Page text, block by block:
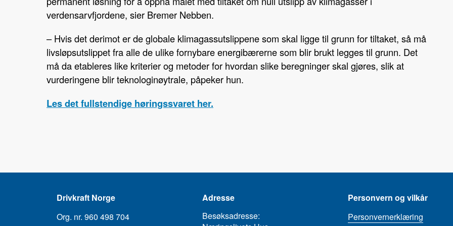
verdensarvfjordene, sier Bremer Nebben.
– Hvis det derimot er de globale klimagassutslippene som skal ligge til grunn for tiltaket, så må
livsløpsutslippet fra alle de ulike fornybare energibærerne som blir brukt legges til grunn. Det
må da etableres like kriterier og metoder for hvordan slike beregninger skal gjøres, slik at
vurderingene blir teknologinøytrale, påpeker hun.
Les det fullstendige høringssvaret her.
Drivkraft Norge
Org. nr. 960 498 704
Adresse
Besøksadresse:
Personvern og vilkår
Personvernerklæring